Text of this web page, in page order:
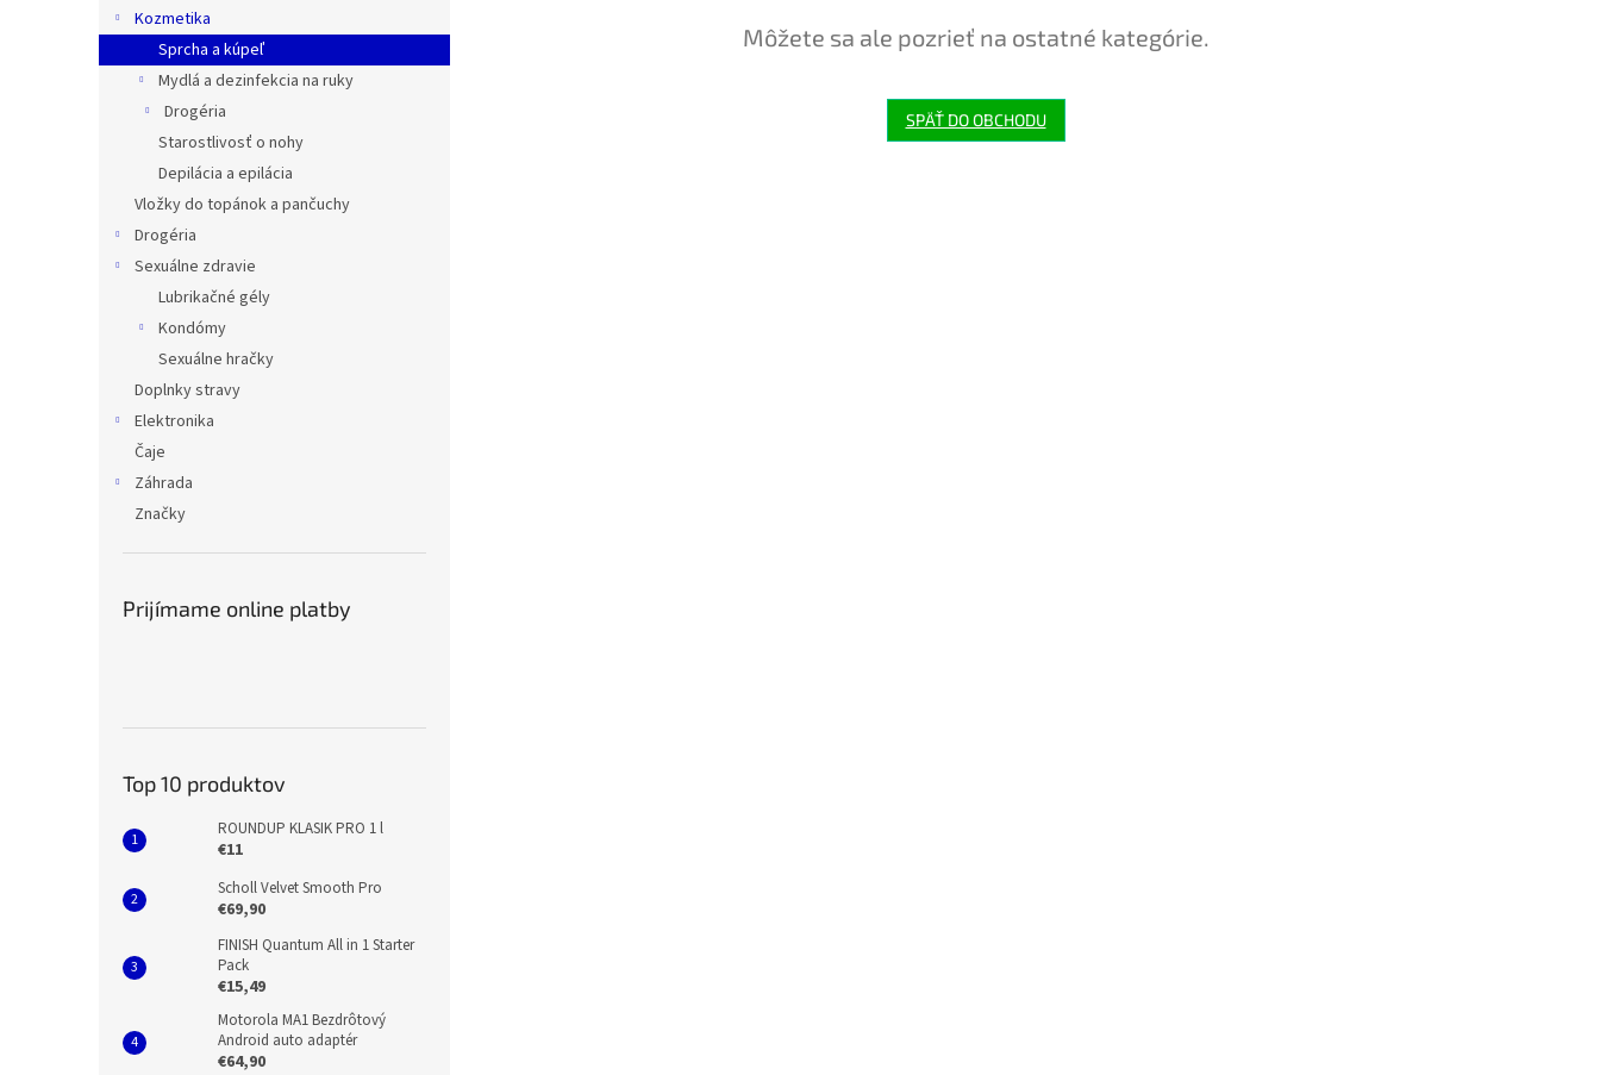
Kozmetika
Sprcha a kúpeľ
Mydlá a dezinfekcia na ruky
Drogéria
Starostlivosť o nohy
Depilácia a epilácia
Vložky do topánok a pančuchy
Drogéria
Sexuálne zdravie
Lubrikačné gély
Kondómy
Sexuálne hračky
Doplnky stravy
Elektronika
Čaje
Záhrada
Značky
Prijímame online platby
Top 10 produktov
ROUNDUP KLASIK PRO 1 l
€11
Scholl Velvet Smooth Pro
€69,90
FINISH Quantum All in 1 Starter
Pack
€15,49
Motorola MA1 Bezdrôtový
Android auto adaptér
€64,90
Môžete sa ale pozrieť na ostatné kategórie.
SPÄŤ DO OBCHODU